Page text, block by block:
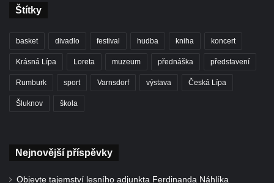
Štítky
basket divadlo festival hudba kniha koncert
Krásná Lípa Loreta muzeum přednáška představení
Rumburk sport Varnsdorf výstava Česká Lípa
Šluknov škola
Nejnovější příspěvky
Objevte tajemství lesního adjunkta Ferdinanda Náhlíka